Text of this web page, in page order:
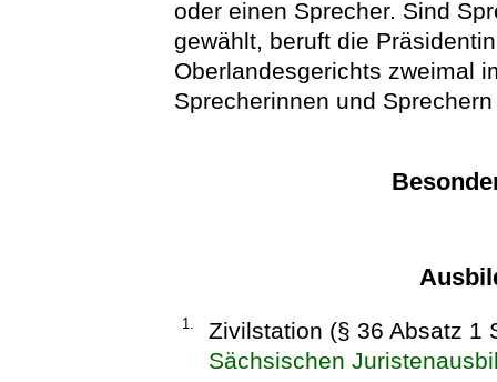
oder einen Sprecher. Sind
gewählt, beruft die
Oberlandesgerichts zweimal
Sprecherinnen und
1.
Zivilstation (§ 36 Absatz 1
Sächsischen